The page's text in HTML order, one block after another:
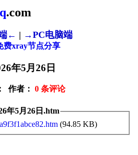
.com
← | →PC电脑端
费xray节点分享
年5月26日
作者： 0 条评论
年5月26日.htm
(94.85 KB)